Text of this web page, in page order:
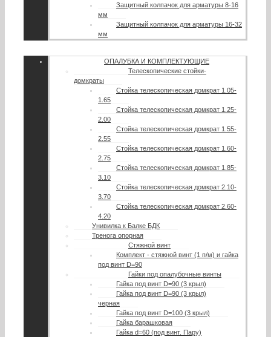
Защитный колпачок для арматуры 8-16
мм
Защитный колпачок для арматуры 16-32
мм
ОПАЛУБКА И КОМПЛЕКТУЮЩИЕ
Телескопические стойки-
домкраты
Стойка телескопическая домкрат 1.05-
1.65
Стойка телескопическая домкрат 1.25-
2.00
Стойка телескопическая домкрат 1.55-
2.55
Стойка телескопическая домкрат 1.60-
2.75
Стойка телескопическая домкрат 1.85-
3.10
Стойка телескопическая домкрат 2.10-
3.70
Стойка телескопическая домкрат 2.60-
4.20
Унивилка к Балке БДК
Тренога опорная
Стяжной винт
Комплект - стяжной винт (1 п/м) и гайка
под винт D=90
Гайки под опалубочные винты
Гайка под винт D=90 (3 крыл)
Гайка под винт D=90 (3 крыл)
черная
Гайка под винт D=100 (3 крыл)
Гайка барашковая
Гайка d=60 (под винт. Пару)